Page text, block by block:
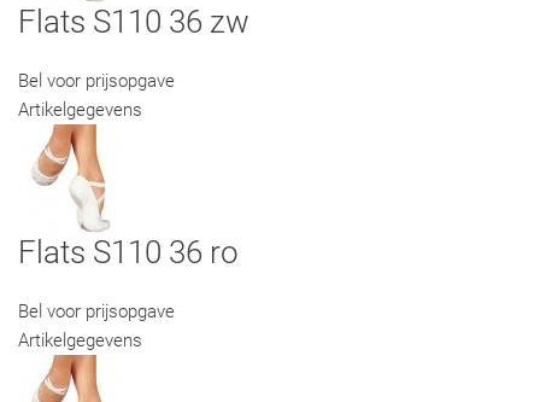
Flats S110 36 zw
Bel voor prijsopgave
Artikelgegevens
Flats S110 36 ro
Bel voor prijsopgave
Artikelgegevens